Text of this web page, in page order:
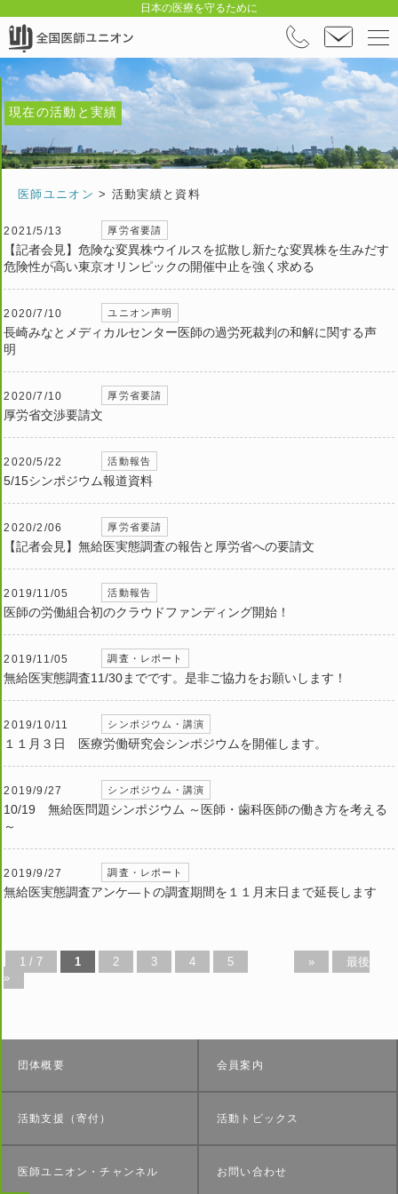
日本の医療を守るために
現在の活動と実績
医師ユニオン > 活動実績と資料
2021/5/13 厚労省要請
【記者会見】危険な変異株ウイルスを拡散し新たな変異株を生みだす
危険性が高い東京オリンピックの開催中止を強く求める
2020/7/10 ユニオン声明
長崎みなとメディカルセンター医師の過労死裁判の和解に関する声
明
2020/7/10 厚労省要請
厚労省交渉要請文
2020/5/22 活動報告
5/15シンポジウム報道資料
2020/2/06 厚労省要請
【記者会見】無給医実態調査の報告と厚労省への要請文
2019/11/05 活動報告
医師の労働組合初のクラウドファンディング開始！
2019/11/05 調査・レポート
無給医実態調査11/30までです。是非ご協力をお願いします！
2019/10/11 シンポジウム・講演
１１月３日 医療労働研究会シンポジウムを開催します。
2019/9/27 シンポジウム・講演
10/19 無給医問題シンポジウム ～医師・歯科医師の働き方を考える
～
2019/9/27 調査・レポート
無給医実態調査アンケ―トの調査期間を１１月末日まで延長します
1 / 7 1 2 3 4 5 »
最後
»
団体概要 会員案内
活動支援（寄付） 活動トピックス
医師ユニオン・チャンネル お問い合わせ